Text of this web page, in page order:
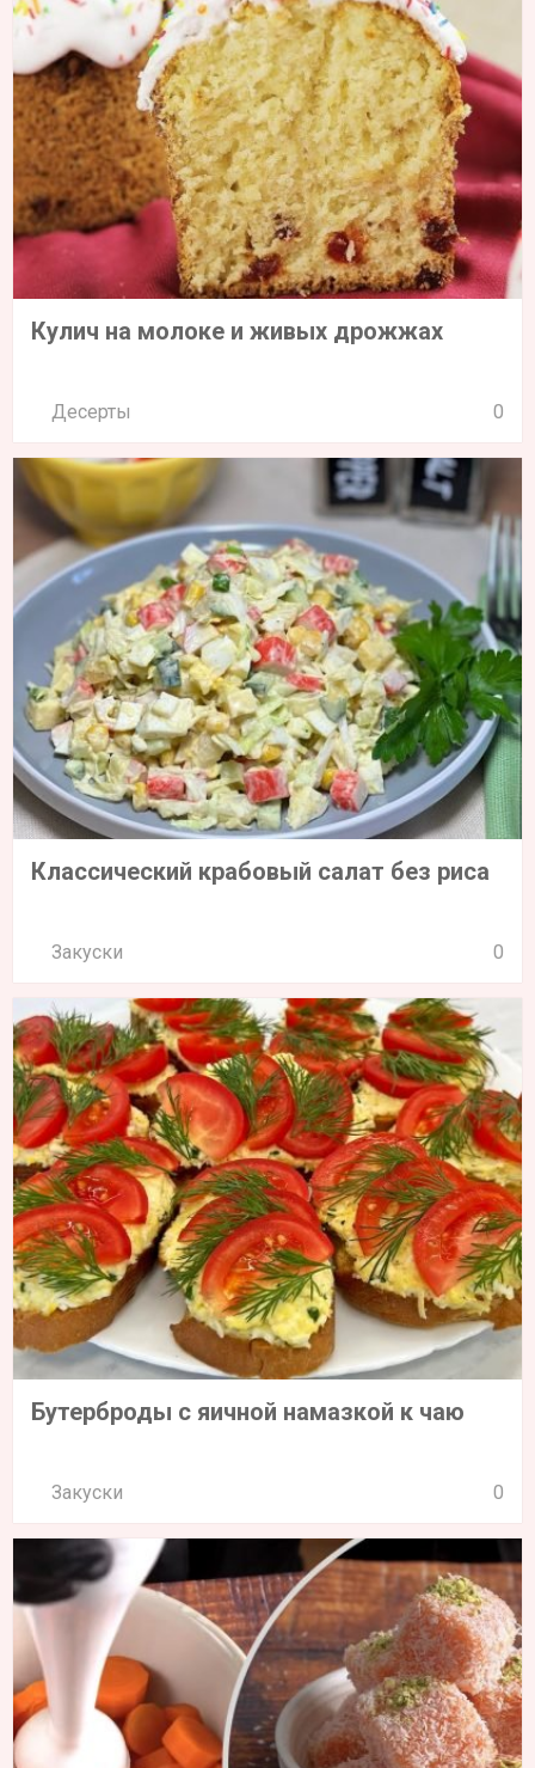
Кулич на молоке и живых дрожжах
Десерты 0
Классический крабовый салат без риса
Закуски 0
Бутерброды с яичной намазкой к чаю
Закуски 0